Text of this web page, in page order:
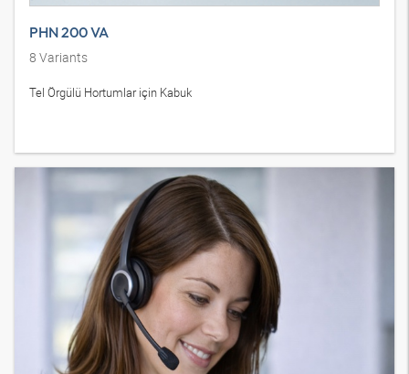
PHN 200 VA
8 Variants
Tel Örgülü Hortumlar için Kabuk